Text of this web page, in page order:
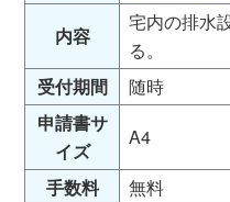
内容
宅内の排水
る。
受付期間
随時
申請書サ
イズ
A4
手数料
無料